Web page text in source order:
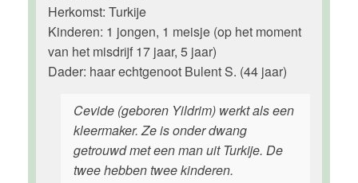
Herkomst: Turkije
Kinderen: 1 jongen, 1 meisje (op het moment
van het misdrijf 17 jaar, 5 jaar)
Dader: haar echtgenoot Bulent S. (44 jaar)
Cevide (geboren Yildrim) werkt als een
kleermaker. Ze is onder dwang
getrouwd met een man uit Turkije. De
twee hebben twee kinderen.